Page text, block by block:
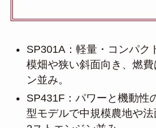
SP301A：軽量・コンパク
模畑や狭い斜面向き、燃
ン並み。
SP431F：パワーと機動性
型モデルで中規模農地や